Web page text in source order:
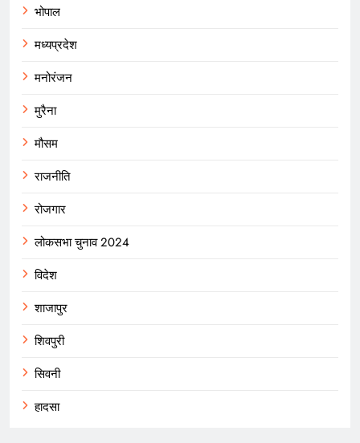
भोपाल
मध्यप्रदेश
मनोरंजन
मुरैना
मौसम
राजनीति
रोजगार
लोकसभा चुनाव 2024
विदेश
शाजापुर
शिवपुरी
सिवनी
हादसा